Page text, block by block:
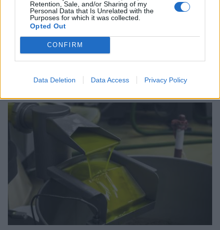
Retention, Sale, and/or Sharing of my
Personal Data that Is Unrelated with the
Purposes for which it was collected.
Opted Out
CONFIRM
Data Deletion Data Access Privacy Policy
Σχέδια Βελτίωσης: Υπεγράφη η Κοινή
Απόφαση με δημόσια δαπάνη 263,5 εκατ.
08/08/2026 11:09